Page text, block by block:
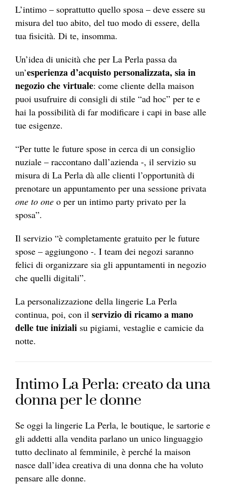
L’intimo – soprattutto quello sposa – deve essere su
misura del tuo abito, del tuo modo di essere, della
tua fisicità. Di te, insomma.
Un’idea di unicità che per La Perla passa da
un’esperienza d’acquisto personalizzata, sia in
negozio che virtuale: come cliente della maison
puoi usufruire di consigli di stile “ad hoc” per te e
hai la possibilità di far modificare i capi in base alle
tue esigenze.
“Per tutte le future spose in cerca di un consiglio
nuziale – raccontano dall’azienda -, il servizio su
misura di La Perla dà alle clienti l’opportunità di
prenotare un appuntamento per una sessione privata
one to one o per un intimo party privato per la
sposa”.
Il servizio “è completamente gratuito per le future
spose – aggiungono -. I team dei negozi saranno
felici di organizzare sia gli appuntamenti in negozio
che quelli digitali”.
La personalizzazione della lingerie La Perla
continua, poi, con il servizio di ricamo a mano
delle tue iniziali su pigiami, vestaglie e camicie da
notte.
Intimo La Perla: creato da una
donna per le donne
Se oggi la lingerie La Perla, le boutique, le sartorie e
gli addetti alla vendita parlano un unico linguaggio
tutto declinato al femminile, è perché la maison
nasce dall’idea creativa di una donna che ha voluto
pensare alle donne.